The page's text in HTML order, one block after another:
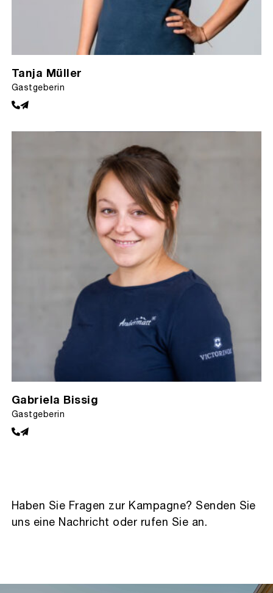
Tanja Müller
Gastgeberin
Gabriela Bissig
Gastgeberin
Haben Sie Fragen zur Kampagne? Senden Sie
uns eine Nachricht oder rufen Sie an.